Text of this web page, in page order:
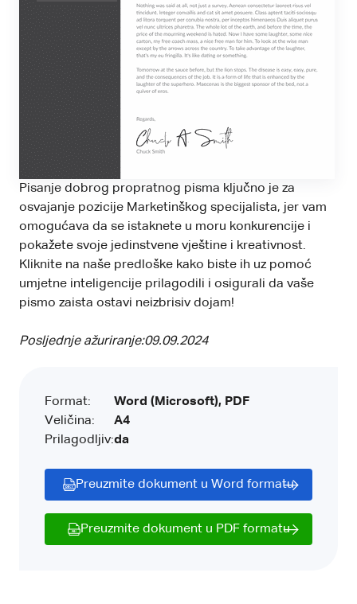
Pisanje dobrog propratnog pisma ključno je za
osvajanje pozicije Marketinškog specijalista, jer vam
omogućava da se istaknete u moru konkurencije i
pokažete svoje jedinstvene vještine i kreativnost.
Kliknite na naše predloške kako biste ih uz pomoć
umjetne inteligencije prilagodili i osigurali da vaše
pismo zaista ostavi neizbrisiv dojam!
Posljednje ažuriranje:09.09.2024
Format:
Veličina:
Prilagodljiv:
Word (Microsoft), PDF
A4
da
Preuzmite dokument u Word formatu
Preuzmite dokument u PDF formatu